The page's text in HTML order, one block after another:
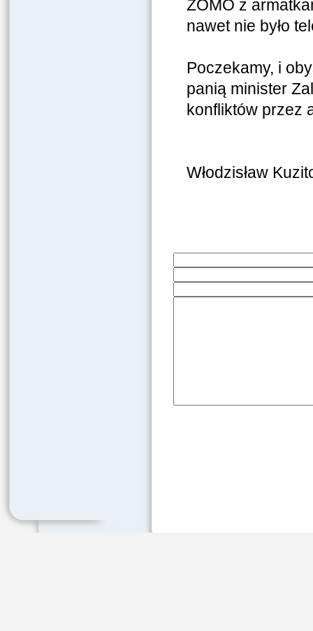
ZOMO z
nawet nie było
Poczekamy, i
panią minister
konfliktów przez
Włodzisław